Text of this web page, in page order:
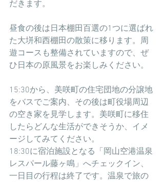
だきます。
昼食の後は日本棚田百選の1つに選ばれ
た大垪和西棚田の散策に移ります。周
遊コースも整備されていますので、ぜ
ひ日本の原風景をお楽しみください。
15:30から、美咲町の住宅団地の分譲地
をバスでご案内、その後は町役場周辺
の空き家を見学します。美咲町に移住
したらどんな生活ができそうか、イメ
ージしてみてください。
18:30に宿泊施設となる「岡山空港温泉
レスパール藤ヶ鳴」へチェックイン、
一日目の行程は終了です。温泉で旅の